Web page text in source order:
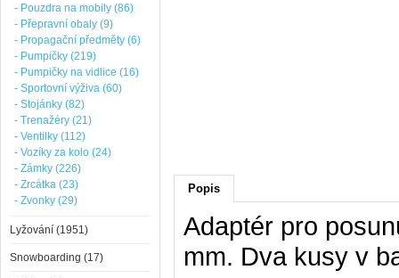
Popis
Adaptér pro
mm. Dva kusy v
- Pouzdra na mobily (86)
- Přepravní obaly (9)
- Propagační předměty (6)
- Pumpičky (219)
- Pumpičky na vidlice (16)
- Sportovní výživa (60)
- Stojánky (82)
- Trenažéry (21)
- Ventilky (112)
- Vozíky za kolo (24)
- Zámky (226)
- Zrcátka (23)
- Zvonky (29)
Lyžování (1951)
Snowboarding (17)